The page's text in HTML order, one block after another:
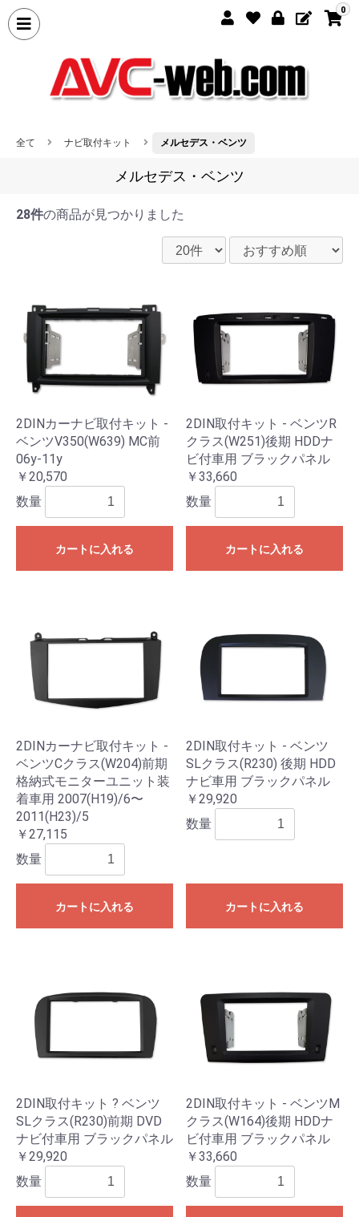
0
全て ナビ取付キット メルセデス・ベンツ
メルセデス・ベンツ
28件の商品が見つかりました
2DINカーナビ取付キット -
ベンツV350(W639) MC前
06y-11y
￥20,570
数量
カートに入れる
2DIN取付キット - ベンツR
クラス(W251)後期 HDDナ
ビ付車用 ブラックパネル
￥33,660
数量
カートに入れる
2DINカーナビ取付キット -
ベンツCクラス(W204)前期
格納式モニターユニット装
着車用 2007(H19)/6〜
2011(H23)/5
￥27,115
数量
カートに入れる
2DIN取付キット - ベンツ
SLクラス(R230) 後期 HDD
ナビ車用 ブラックパネル
￥29,920
数量
カートに入れる
2DIN取付キット ? ベンツ
SLクラス(R230)前期 DVD
ナビ付車用 ブラックパネル
￥29,920
数量
2DIN取付キット - ベンツM
クラス(W164)後期 HDDナ
ビ付車用 ブラックパネル
￥33,660
数量